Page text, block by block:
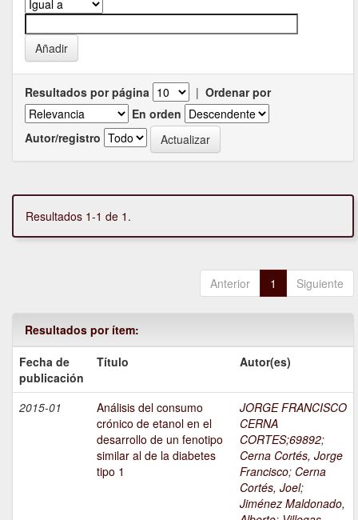
Resultados por página | Ordenar por
En orden
Autor/registro
Resultados 1-1 de 1.
Anterior 1 Siguiente
Resultados por ítem:
Fecha de
publicación
Título Autor(es)
2015-01
Análisis del consumo
crónico de etanol en el
desarrollo de un fenotipo
similar al de la diabetes
tipo 1
JORGE FRANCISCO
CERNA
CORTES;69892;
Cerna Cortés, Jorge
Francisco; Cerna
Cortés, Joel;
Jiménez Maldonado,